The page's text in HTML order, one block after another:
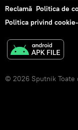
Reclamă Politica de
Politica privind
© 2026 Sputnik Toate